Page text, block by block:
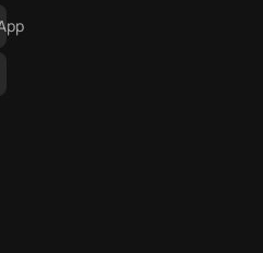
обеспечивает
внешних